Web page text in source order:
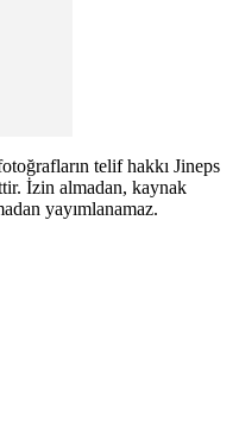
telif hakkı Jineps
İzin almadan, kaynak
yayımlanamaz.